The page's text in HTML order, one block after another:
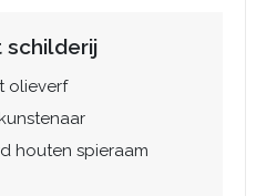
schilderij
olieverf
houten spieraam